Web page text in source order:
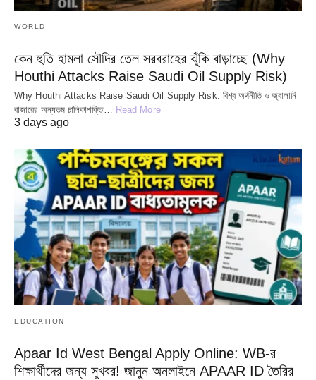
WORLD
কেন হুতি হামলা সৌদির তেল সরবরাহের ঝুঁকি বাড়াচ্ছে (Why
Houthi Attacks Raise Saudi Oil Supply Risk)
Why Houthi Attacks Raise Saudi Oil Supply Risk: বিশ্ব অর্থনীতি ও জ্বালানি
বাজারের অন্যতম চালিকাশক্তি… Read More
3 days ago
EDUCATION
Apaar Id West Bengal Apply Online: WB-র
শিক্ষার্থীদের জন্য সুখবর! জানুন অনলাইনে APAAR ID তৈরির